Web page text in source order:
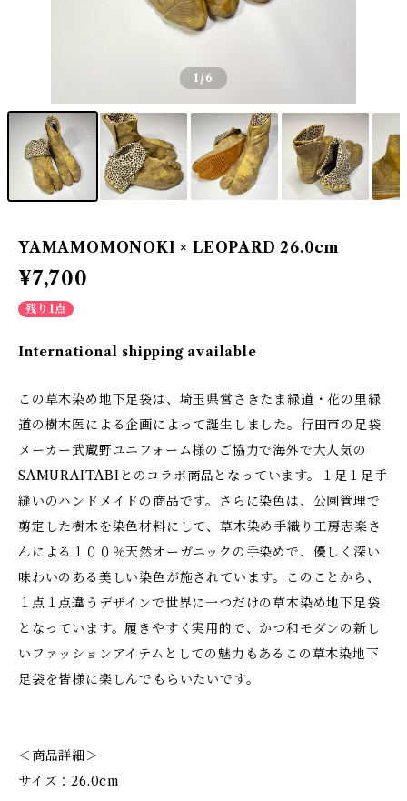
1/6
YAMAMOMONOKI × LEOPARD 26.0cm
¥7,700
残り1点
International shipping available
この草木染め地下足袋は、埼玉県営さきたま緑道・花の里緑
道の樹木医による企画によって誕生しました。行田市の足袋
メーカー武蔵野ユニフォーム様のご協力で海外で大人気の
SAMURAITABIとのコラボ商品となっています。１足１足手
縫いのハンドメイドの商品です。さらに染色は、公園管理で
剪定した樹木を染色材料にして、草木染め手織り工房志楽さ
んによる１００％天然オーガニックの手染めで、優しく深い
味わいのある美しい染色が施されています。このことから、
１点１点違うデザインで世界に一つだけの草木染め地下足袋
となっています。履きやすく実用的で、かつ和モダンの新し
いファッションアイテムとしての魅力もあるこの草木染地下
足袋を皆様に楽しんでもらいたいです。
＜商品詳細＞
サイズ：26.0cm